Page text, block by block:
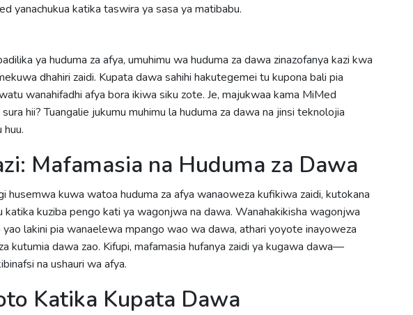
yanachukua katika taswira ya sasa ya matibabu.
ya huduma za afya, umuhimu wa huduma za dawa zinazofanya kazi kwa
dhahiri zaidi. Kupata dawa sahihi hakutegemei tu kupona bali pia
wanahifadhi afya bora ikiwa siku zote. Je, majukwaa kama MiMed
hii? Tuangalie jukumu muhimu la huduma za dawa na jinsi teknolojia
huu.
Mafamasia na Huduma za Dawa
husemwa kuwa watoa huduma za afya wanaoweza kufikiwa zaidi, kutokana
katika kuziba pengo kati ya wagonjwa na dawa. Wanahakikisha wagonjwa
lakini pia wanaelewa mpango wao wa dawa, athari yoyote inayoweza
kutumia dawa zao. Kifupi, mafamasia hufanya zaidi ya kugawa dawa—
na ushauri wa afya.
Katika Kupata Dawa